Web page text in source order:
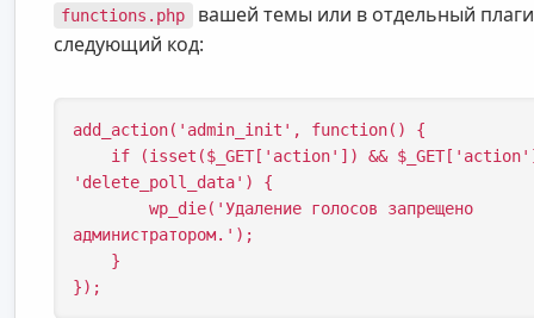
functions.php
вашей темы или в отдельный
следующий код:
add_action('admin_init', function() {
'delete_poll_data') {
администратором.');
});